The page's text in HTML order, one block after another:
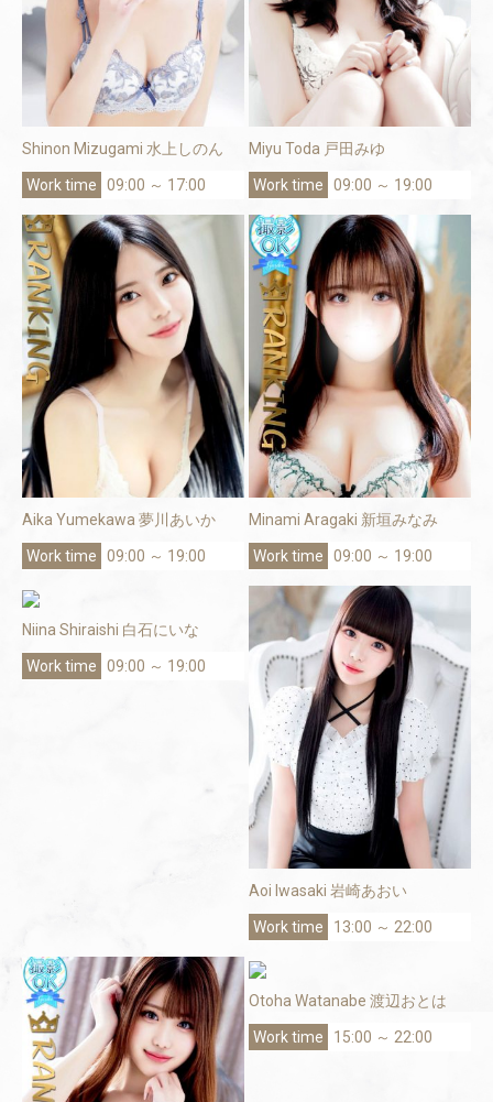
Shinon Mizugami 水上しのん
09:00 ～ 17:00
Miyu Toda 戸田みゆ
09:00 ～ 19:00
Aika Yumekawa 夢川あいか
09:00 ～ 19:00
Minami Aragaki 新垣みなみ
09:00 ～ 19:00
Niina Shiraishi 白石にいな
09:00 ～ 19:00
Aoi Iwasaki 岩崎あおい
13:00 ～ 22:00
Otoha Watanabe 渡辺おとは
15:00 ～ 22:00